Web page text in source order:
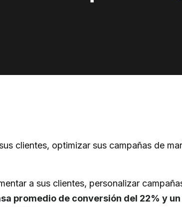
clientes, optimizar sus campañas de
a sus clientes, personalizar
promedio de conversión del 22% y